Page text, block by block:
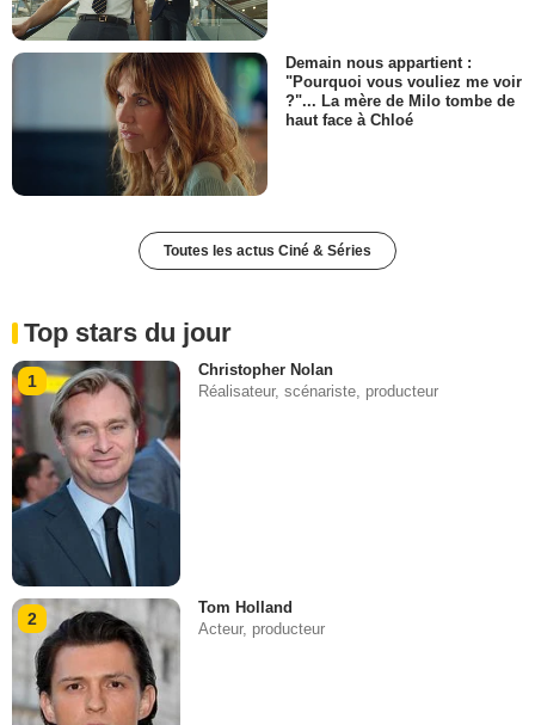
Demain nous appartient :
"Pourquoi vous vouliez me voir
?"... La mère de Milo tombe de
haut face à Chloé
Toutes les actus Ciné & Séries
Top stars du jour
1
Christopher Nolan
Réalisateur, scénariste, producteur
2
Tom Holland
Acteur, producteur